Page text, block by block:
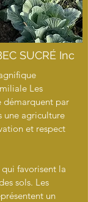
SUCRÉ Inc
Les
démarquent par
une agriculture
et respect
favorisent la
sols. Les
un